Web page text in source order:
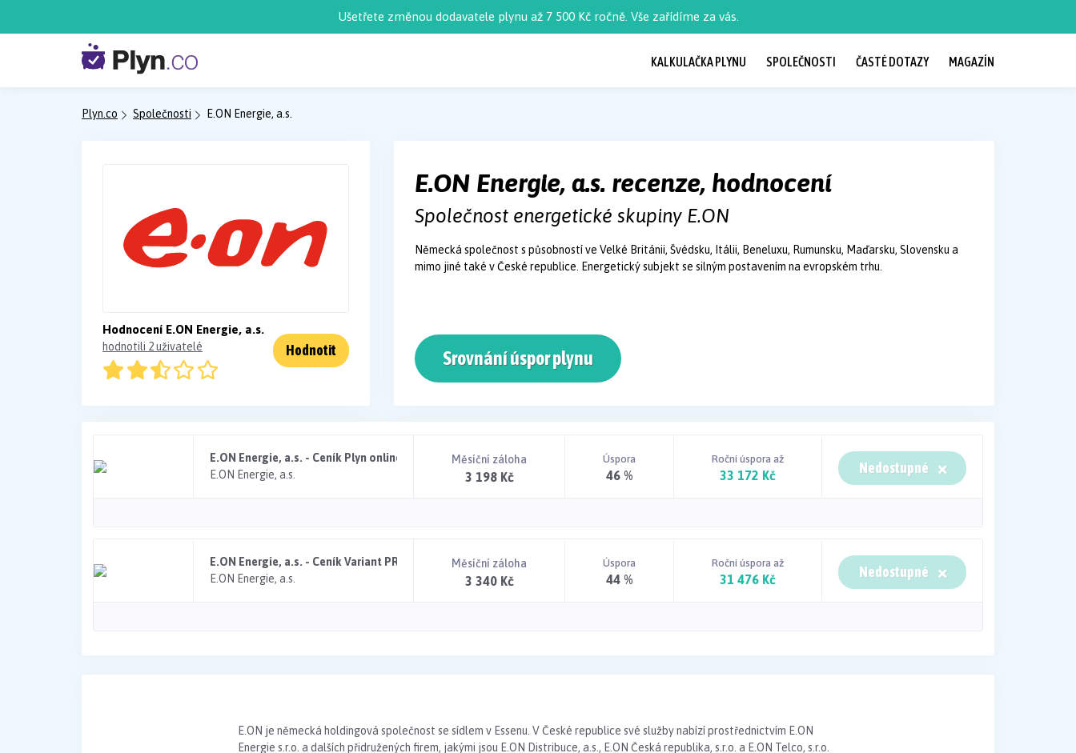
Ušetřete změnou dodavatele plynu až 7 500 Kč ročně. Vše zařídíme za vás.
KALKULAČKA PLYNU SPOLEČNOSTI ČASTÉ DOTAZY MAGAZÍN
Plyn.co Společnosti E.ON Energie, a.s.
Hodnocení E.ON Energie, a.s.
hodnotili 2 uživatelé Hodnotit
E.ON Energie, a.s. recenze, hodnocení
Společnost energetické skupiny E.ON
Německá společnost s působností ve Velké Británii, Švédsku, Itálii, Beneluxu, Rumunsku, Maďarsku, Slovensku a
mimo jiné také v České republice. Energetický subjekt se silným postavením na evropském trhu.
Srovnání úspor plynu
E.ON Energie, a.s. - Ceník Plyn online PRO na 1 rok 4/23
E.ON Energie, a.s.
Měsíční záloha
3 198 Kč
Úspora
46 %
Roční úspora až
33 172 Kč Nedostupné
E.ON Energie, a.s. - Ceník Variant PRO 12 Duben 2023
E.ON Energie, a.s.
Měsíční záloha
3 340 Kč
Úspora
44 %
Roční úspora až
31 476 Kč Nedostupné
E.ON je německá holdingová společnost se sídlem v Essenu. V České republice své služby nabízí prostřednictvím E.ON
Energie s.r.o. a dalších přidružených firem, jakými jsou E.ON Distribuce, a.s., E.ON Česká republika, s.r.o. a E.ON Telco, s.r.o.